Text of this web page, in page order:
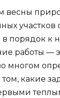
весны
участков
порядок к
работы —
многом
том, какие